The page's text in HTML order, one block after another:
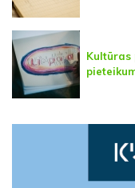
Kultūras